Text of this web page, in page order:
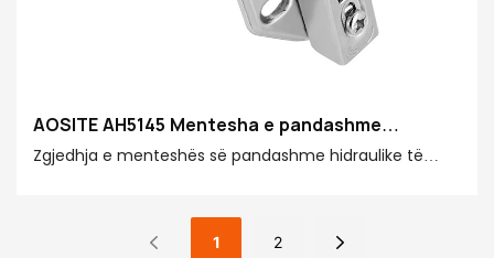
AOSITE AH5145 Mentesha e pandashme
hidraulike e amortizimit 45 gradë
Zgjedhja e menteshës së pandashme hidraulike të
dizajnit unik, përvojës me cilësi të lartë,
qëndrueshmërisë, qëndrueshmërisë dhe instalimit të
1 2